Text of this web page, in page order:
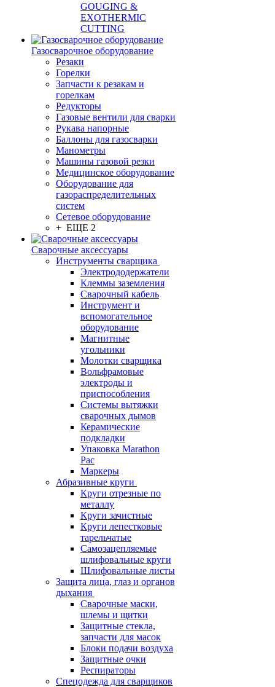
GOUGING &
EXOTHERMIC
CUTTING
Газосварочное оборудование
Резаки
Горелки
Запчасти к резакам и
горелкам
Редукторы
Газовые вентили для сварки
Рукава напорные
Баллоны для газосварки
Манометры
Машины газовой резки
Медицинское оборудование
Оборудование для
газораспределительных
систем
Сетевое оборудование
+ ЕЩЕ 2
Сварочные аксессуары
Инструменты сварщика
Электрододержатели
Клеммы заземления
Сварочный кабель
Инструмент и
вспомогательное
оборудование
Магнитные
угольники
Молотки сварщика
Вольфрамовые
электроды и
приспособления
Системы вытяжки
сварочных дымов
Керамические
подкладки
Упаковка Marathon
Pac
Маркеры
Абразивные круги
Круги отрезные по
металлу
Круги зачистные
Круги лепестковые
тарельчатые
Самозацепляемые
шлифовальные круги
Шлифовальные листы
Защита лица, глаз и органов
дыхания
Сварочные маски,
шлемы и щитки
Защитные стекла,
запчасти для масок
Блоки подачи воздуха
Защитные очки
Респираторы
Спецодежда для сварщиков